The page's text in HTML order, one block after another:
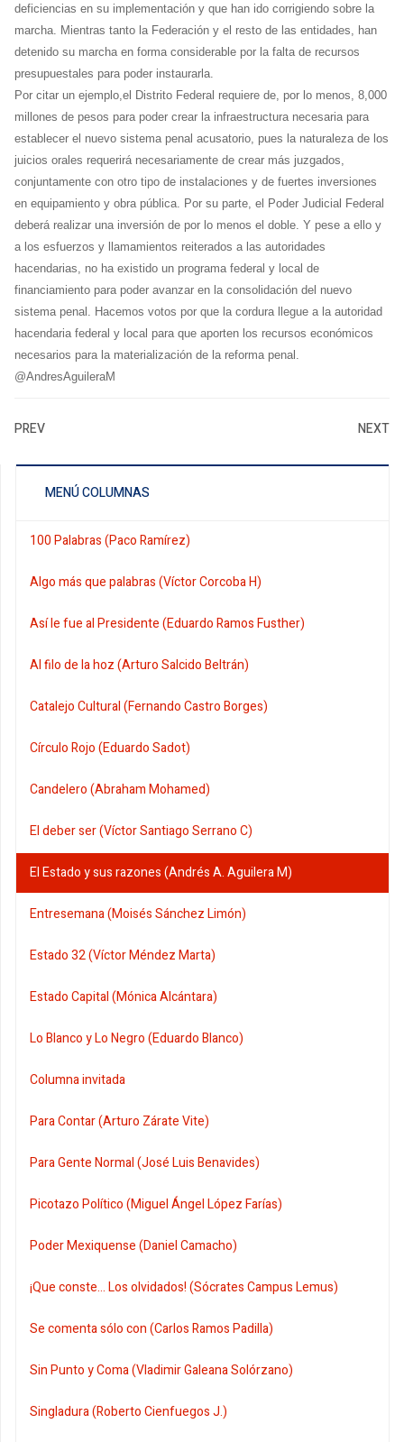
deficiencias en su implementación y que han ido corrigiendo sobre la
marcha. Mientras tanto la Federación y el resto de las entidades, han
detenido su marcha en forma considerable por la falta de recursos
presupuestales para poder instaurarla.
Por citar un ejemplo,el Distrito Federal requiere de, por lo menos, 8,000
millones de pesos para poder crear la infraestructura necesaria para
establecer el nuevo sistema penal acusatorio, pues la naturaleza de los
juicios orales requerirá necesariamente de crear más juzgados,
conjuntamente con otro tipo de instalaciones y de fuertes inversiones
en equipamiento y obra pública. Por su parte, el Poder Judicial Federal
deberá realizar una inversión de por lo menos el doble. Y pese a ello y
a los esfuerzos y llamamientos reiterados a las autoridades
hacendarias, no ha existido un programa federal y local de
financiamiento para poder avanzar en la consolidación del nuevo
sistema penal. Hacemos votos por que la cordura llegue a la autoridad
hacendaria federal y local para que aporten los recursos económicos
necesarios para la materialización de la reforma penal.
@AndresAguileraM
PREV NEXT
MENÚ COLUMNAS
100 Palabras (Paco Ramírez)
Algo más que palabras (Víctor Corcoba H)
Así le fue al Presidente (Eduardo Ramos Fusther)
Al filo de la hoz (Arturo Salcido Beltrán)
Catalejo Cultural (Fernando Castro Borges)
Círculo Rojo (Eduardo Sadot)
Candelero (Abraham Mohamed)
El deber ser (Víctor Santiago Serrano C)
El Estado y sus razones (Andrés A. Aguilera M)
Entresemana (Moisés Sánchez Limón)
Estado 32 (Víctor Méndez Marta)
Estado Capital (Mónica Alcántara)
Lo Blanco y Lo Negro (Eduardo Blanco)
Columna invitada
Para Contar (Arturo Zárate Vite)
Para Gente Normal (José Luis Benavides)
Picotazo Político (Miguel Ángel López Farías)
Poder Mexiquense (Daniel Camacho)
¡Que conste... Los olvidados! (Sócrates Campus Lemus)
Se comenta sólo con (Carlos Ramos Padilla)
Sin Punto y Coma (Vladimir Galeana Solórzano)
Singladura (Roberto Cienfuegos J.)